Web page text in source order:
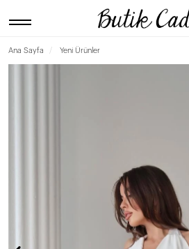
Ana Sayfa Yeni Ürünler